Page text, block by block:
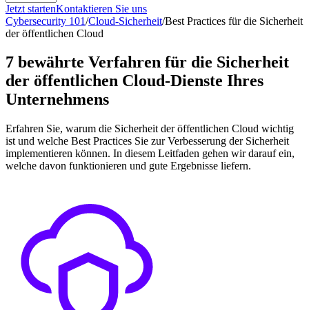
Jetzt startenKontaktieren Sie uns
Cybersecurity 101/Cloud-Sicherheit/Best Practices für die Sicherheit
der öffentlichen Cloud
7 bewährte Verfahren für die Sicherheit
der öffentlichen Cloud-Dienste Ihres
Unternehmens
Erfahren Sie, warum die Sicherheit der öffentlichen Cloud wichtig
ist und welche Best Practices Sie zur Verbesserung der Sicherheit
implementieren können. In diesem Leitfaden gehen wir darauf ein,
welche davon funktionieren und gute Ergebnisse liefern.